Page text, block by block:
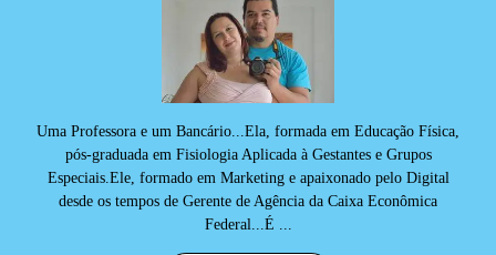
Uma Professora e um Bancário...Ela, formada em Educação Física,
pós-graduada em Fisiologia Aplicada à Gestantes e Grupos
Especiais.Ele, formado em Marketing e apaixonado pelo Digital
desde os tempos de Gerente de Agência da Caixa Econômica
Federal...É ...